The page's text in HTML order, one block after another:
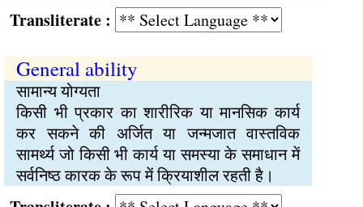
:
General ability
सामान्य योग्यता
किसी भी प्रकार का शारीरिक या मानसिक कार्य
कर सकने की अर्जित या जन्मजात वास्तविक
सामर्थ्य जो किसी भी कार्य या समस्या के समाधान में
सर्वनिष्ठ कारक के रूप में क्रियाशील रहती है।